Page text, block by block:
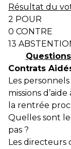
Résultat du
2 POUR
0 CONTRE
13
Contrats
Les
missions
la rentrée
Quelles sont
pas ?
Les directeurs